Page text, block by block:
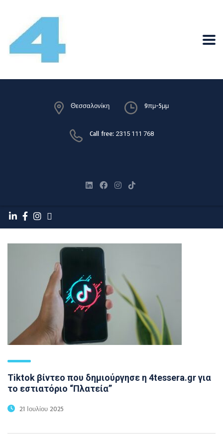
Θεσσαλονίκη 9πμ-5μμ
Call free: 2315 111 768
Tiktok βίντεο που δημιούργησε η 4tessera.gr για
το εστιατόριο “Πλατεία”
21 Ιουλίου 2025